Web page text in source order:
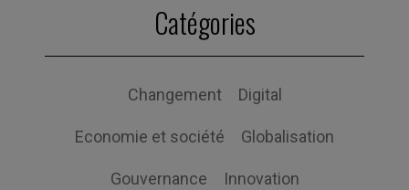
Catégories
Changement Digital
Economie et société Globalisation
Gouvernance Innovation